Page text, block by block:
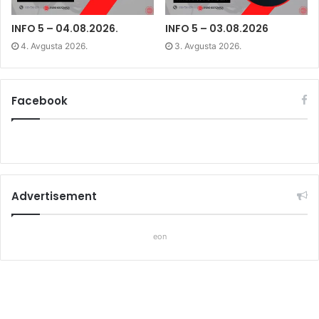
o
w
)
w
) w
)
INFO 5 – 04.08.2026.
4. Avgusta 2026.
INFO 5 – 03.08.2026
3. Avgusta 2026.
Facebook
Advertisement
eon